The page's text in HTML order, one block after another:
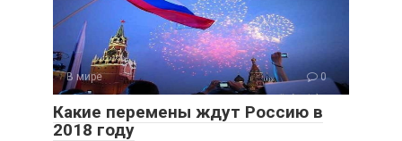
В мире 0
Какие перемены ждут Россию в
2018 году